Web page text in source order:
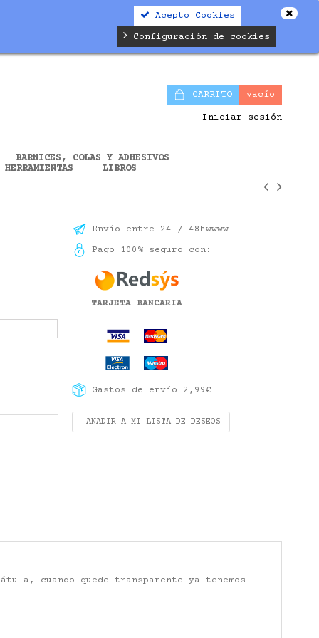
Acepto Cookies
Configuración de cookies
CARRITO vacío
Iniciar sesión
BARNICES, COLAS Y ADHESIVOS
HERRAMIENTAS
LIBROS
Envío entre 24 / 48hwwww
Pago 100% seguro con:
TARJETA BANCARIA
Gastos de envío 2,99€
AÑADIR A MI LISTA DE DESEOS
cuando quede transparente ya tenemos